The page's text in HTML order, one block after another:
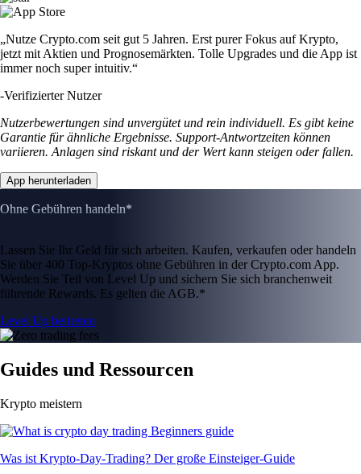
„Nutze Crypto.com seit gut 5 Jahren. Erst purer Fokus auf Krypto,
jetzt mit Aktien und Prognosemärkten. Tolle Upgrades und die App ist
immer noch super intuitiv.“
-Verifizierter Nutzer
Nutzerbewertungen sind unvergütet und rein individuell. Es gibt keine
Garantie für ähnliche Ergebnisse. Support-Antwortzeiten können
variieren. Anlagen sind riskant und der Wert kann steigen oder fallen.
App herunterladen
Ohne Gebühren handeln*
Lassen Sie Ihr Geld für sich arbeiten. Kaufen, verkaufen oder handeln
Sie über 400 Top-Kryptos ohne Gebühren in der Crypto.com App.
Werden Sie Teil von Level Up und sichern Sie sich branchenweit
führende Rewards. Es gelten die AGB.*
Level Up beitreten
Guides und Ressourcen
Krypto meistern
Was ist Krypto-Day-Trading? Der große Einsteiger-Guide